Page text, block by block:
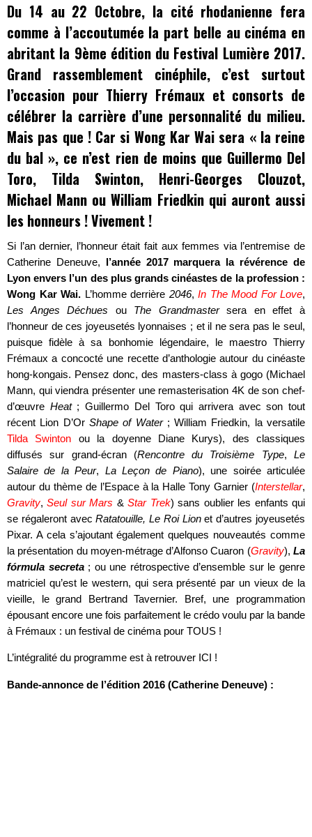
Du 14 au 22 Octobre, la cité rhodanienne fera
comme à l’accoutumée la part belle au cinéma en
abritant la 9ème édition du Festival Lumière 2017.
Grand rassemblement cinéphile, c’est surtout
l’occasion pour Thierry Frémaux et consorts de
célébrer la carrière d’une personnalité du milieu.
Mais pas que ! Car si Wong Kar Wai sera « la reine
du bal », ce n’est rien de moins que Guillermo Del
Toro, Tilda Swinton, Henri-Georges Clouzot,
Michael Mann ou William Friedkin qui auront aussi
les honneurs ! Vivement !
Si l’an dernier, l’honneur était fait aux femmes via l’entremise de
Catherine Deneuve, l’année 2017 marquera la révérence de
Lyon envers l’un des plus grands cinéastes de la profession :
Wong Kar Wai. L’homme derrière 2046, In The Mood For Love,
Les Anges Déchues ou The Grandmastersera en effet à
l’honneur de ces joyeusetés lyonnaises ; et il ne sera pas le seul,
puisque fidèle à sa bonhomie légendaire, le maestro Thierry
Frémaux a concocté une recette d’anthologie autour du cinéaste
hong-kongais. Pensez donc, des masters-class à gogo (Michael
Mann, qui viendra présenter une remasterisation 4K de son chef-
d’œuvre Heat; Guillermo Del Toro qui arrivera avec son tout
récent Lion D’Or Shape of Water; William Friedkin, la versatile
Tilda Swinton ou la doyenne Diane Kurys), des classiques
diffusés sur grand-écran (Rencontre du Troisième Type,Le
Salaire de la Peur, La Leçon de Piano), une soirée articulée
autour du thème de l’Espace à la Halle Tony Garnier (Interstellar,
Gravity,Seul sur Mars &Star Trek) sans oublier les enfants qui
se régaleront avecRatatouille, Le Roi Lionet d’autres joyeusetés
Pixar. A cela s’ajoutant également quelques nouveautés comme
la présentation du moyen-métrage d’Alfonso Cuaron (Gravity),La
fórmula secreta; ou une rétrospective d’ensemble sur le genre
matriciel qu’est le western, qui sera présenté par un vieux de la
vieille, le grand Bertrand Tavernier. Bref, une programmation
épousant encore une fois parfaitement le crédo voulu par la bande
à Frémaux : un festival de cinéma pour TOUS !
L’intégralité du programme est à retrouver ICI !
Bande-annonce de l’édition 2016 (Catherine Deneuve) :